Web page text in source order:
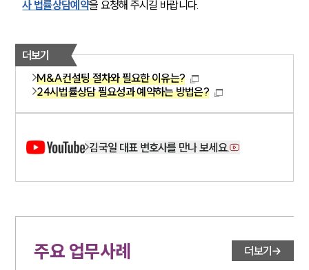
사 법률상담예약을 요청해 주시길 바랍니다.
더보기
M&A컨설팅 절차와 필요한 이유는?
24시법률상담 필요성과 예약하는 방법은?
김국일 대표 변호사를 만나 보세요.
주요 업무사례 더보기